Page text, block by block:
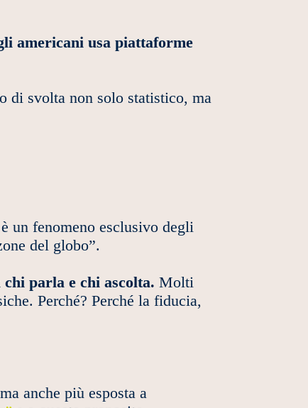
americani usa piattaforme
di svolta non solo statistico, ma
un fenomeno esclusivo degli
del globo”.
parla e chi ascolta. Molti
Perché? Perché la fiducia,
anche più esposta a